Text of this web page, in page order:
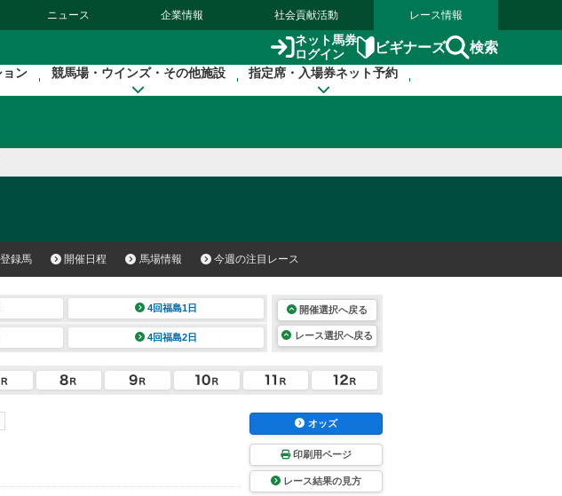
ニュース 企業情報 社会貢献活動 レース情報
ネット馬券
ログイン
ビギナーズ 検索
ョン 競馬場・ウインズ・その他施設 指定席・入場券ネット予約
録馬 開催日程 馬場情報 今週の注目レース
4回福島1日
4回福島2日
開催選択へ戻る
レース選択へ戻る
オッズ
印刷用ページ
レース結果の見方